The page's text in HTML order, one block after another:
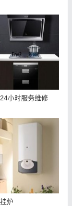
小时服务维修
炉